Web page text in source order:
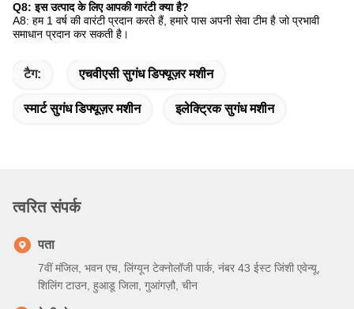
Q8: इस उत्पाद के लिए आपकी गारंटी क्या है?
A8: हम 1 वर्ष की वारंटी प्रदान करते हैं, हमारे पास अपनी सेवा टीम है जो प्रभावी
समाधान प्रदान कर सकती है।
टैग: एचवीएसी सुगंध डिफ्यूज़र मशीन
स्मार्ट सुगंध डिफ्यूज़र मशीन इलेक्ट्रिक सुगंध मशीन
त्वरित संपर्क
पता
7वीं मंजिल, भवन एच, लिंग्यून टेक्नोलॉजी पार्क, नंबर 43 ईस्ट जिंशी एवेन्यू,
शिलिंग टाउन, हुआडू जिला, गुआंगज़ौ, चीन